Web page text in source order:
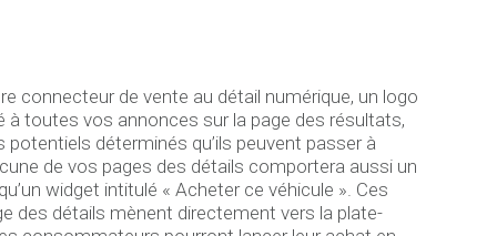
connecteur de vente au détail numérique, un logo
à toutes vos annonces sur la page des résultats,
potentiels déterminés qu’ils peuvent passer à
de vos pages des détails comportera aussi un
widget intitulé « Acheter ce véhicule ». Ces
des détails mènent directement vers la plate-